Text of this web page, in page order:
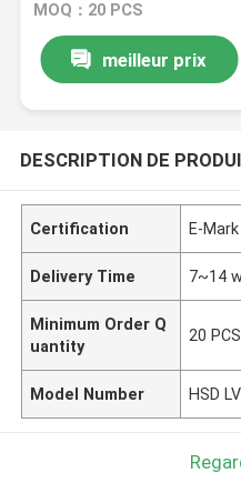
MOQ：20 PCS
meilleur prix
DESCRIPTION DE
Certification E-Mark
Delivery Time 7~14
Minimum Order Q
uantity
20 PCS
Model Number HSD